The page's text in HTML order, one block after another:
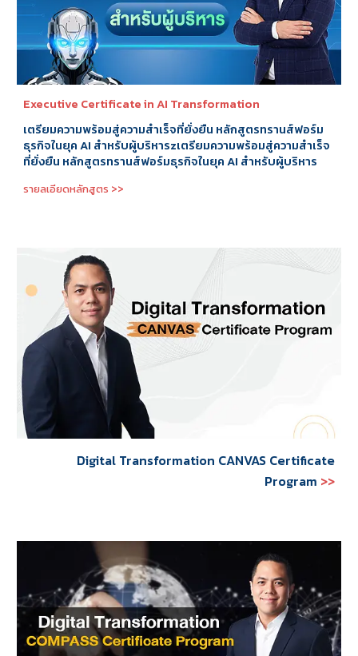
Executive Certificate in AI Transformation
เตรียมความพร้อมสู่ความสําเร็จที่ยั่งยืน หลักสูตรทรานส์ฟอร์ม
ธุรกิจในยุค AI สําหรับผู้บริหารzเตรียมความพร้อมสู่ความสําเร็จ
ที่ยั่งยืน หลักสูตรทรานส์ฟอร์มธุรกิจในยุค AI สําหรับผู้บริหาร
รายลเอียดหลักสูตร >>
Digital Transformation CANVAS Certificate
Program >>